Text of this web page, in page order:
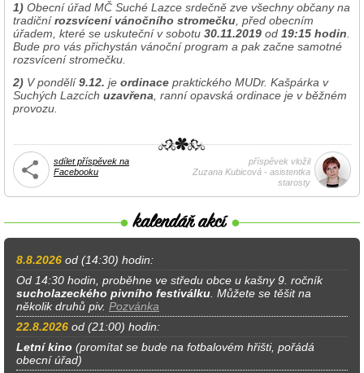
1) Obecní úřad MČ Suché Lazce srdečně zve všechny občany na
tradičnírozsvícení vánočního stromečku , před obecním
úřadem, které se uskuteční v sobotu 30.11.2019 od 19:15 hodin
Bude pro vás přichystán vánoční program a pak začne samotné
rozsvícení stromečku.
2) V pondělí9.12. je ordinace praktického MUDr. Kašpárka v
Suchých Lazcích uzavřena , ranní opavská ordinace je v běžném
provozu.
sdílet příspěvek na
Facebooku
příspěvek vložil
Zuzana Kubicová - asistentka
starosty
8.8.2026 od (14:30) hodin:
Od 14:30 hodin, proběhne ve středu obce u kašny 9. ročník
sucholazeckého pivního festiválku . Můžete se těšit na
několik druhů piv. Pozvánka
22.8.2026 od (21:00) hodin:
Letní kino (promítat se bude na fotbalovém hřišti, pořádá
obecní úřad)